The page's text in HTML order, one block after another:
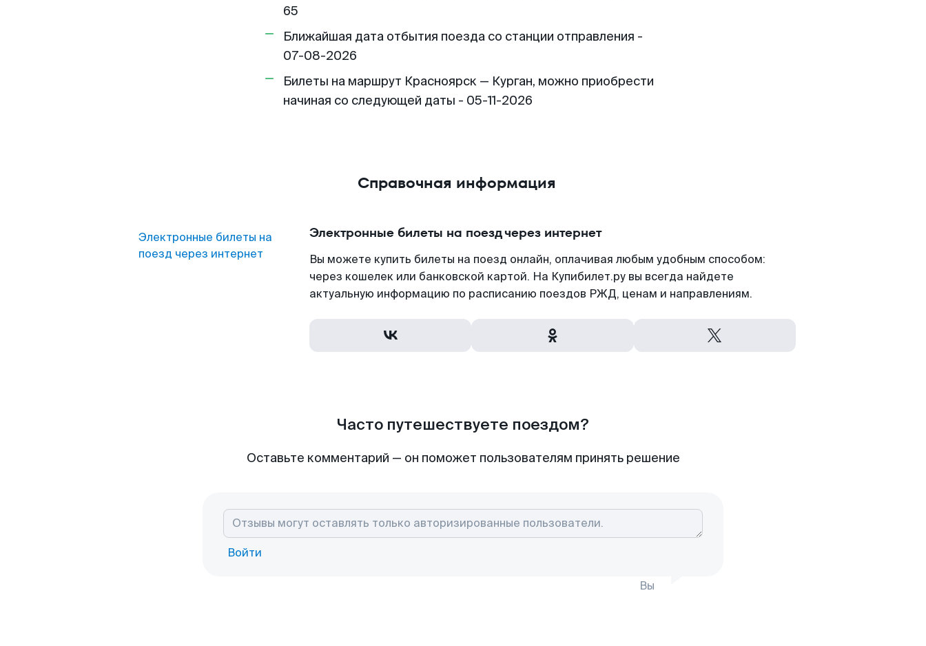
65
Ближайшая дата отбытия поезда со станции отправления -
07-08-2026
Билеты на маршрут Красноярск — Курган, можно приобрести
начиная со следующей даты - 05-11-2026
Справочная информация
Электронные билеты на
поезд через интернет
Электронные билеты на поезд через интернет
Вы можете купить билеты на поезд онлайн, оплачивая любым удобным способом:
через кошелек или банковской картой. На Купибилет.ру вы всегда найдете
актуальную информацию по расписанию поездов РЖД, ценам и направлениям.
Часто путешествуете поездом?
Оставьте комментарий — он поможет пользователям принять решение
Войти
Вы